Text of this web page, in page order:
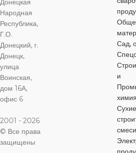
ОСОБЕННОСТИ
Донецкая
Народная
Республика,
Г.О.
Донецкий, г.
Донецк,
улица
Воинская,
дом 16А,
офис 6
2001 - 2026
© Все права
защищены
Сад,
и
химия
Сухие
смеси